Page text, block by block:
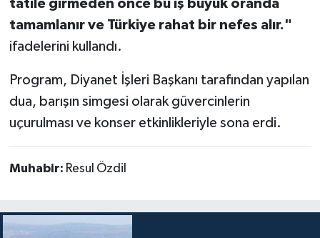
tatile girmeden önce bu iş büyük oranda
tamamlanır ve Türkiye rahat bir nefes alır."
ifadelerini kullandı.
Program, Diyanet İşleri Başkanı tarafından yapılan
dua, barışın simgesi olarak güvercinlerin
uçurulması ve konser etkinlikleriyle sona erdi.
Muhabir: Resul Özdil